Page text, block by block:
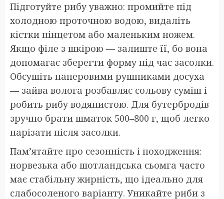
Підготуйте рибу уважно: промийте під
холодною проточною водою, видаліть
кістки пінцетом або маленьким ножем.
Якщо філе з шкірою — залиште її, бо вона
допомагає зберегти форму під час засолки.
Обсушіть паперовими рушниками досуха
— зайва волога розбавляє сольову суміш і
робить рибу водянистою. Для бутербродів
зручно брати шматок 500–800 г, щоб легко
нарізати після засолки.
Пам’ятайте про сезонність і походження:
норвезька або шотландська сьомга часто
має стабільну жирність, що ідеально для
слабосоленого варіанту. Уникайте риби з